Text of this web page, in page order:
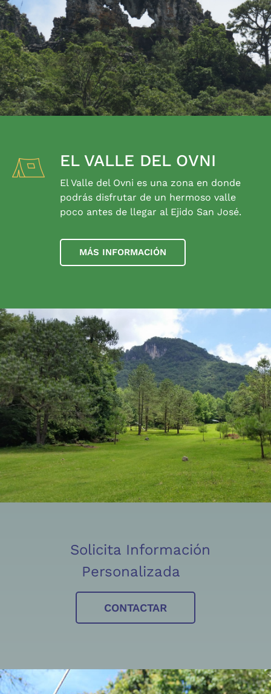
EL VALLE DEL OVNI
El Valle del Ovni es una zona en donde
podrás disfrutar de un hermoso valle
poco antes de llegar al Ejido San José.
MÁS INFORMACIÓN
Solicita Información
Personalizada
CONTACTAR